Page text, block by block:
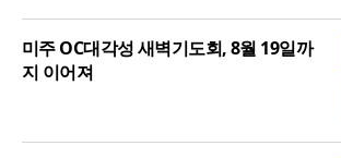
미주 OC대각성 새벽기도회, 8월 19일까
지 이어져